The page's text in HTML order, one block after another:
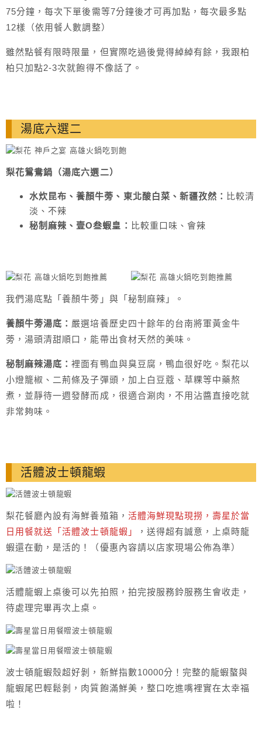
75分鐘，每次下單後需等7分鐘後才可再加點，每次最多點
12樣（依用餐人數調整）
雖然點餐有限時限量，但實際吃過後覺得綽綽有餘，我跟柏
柏只加點2-3次就飽得不像話了。
湯底六選二
梨花鴛鴦鍋（湯底六選二）
水炊昆布、養顏牛蒡、東北酸白菜、新疆孜然： 比較清
淡、不辣
秘制麻辣、壹O叁蝦皇： 比較重口味、會辣
我們湯底點「養顏牛蒡」與「秘制麻辣」。
養顏牛蒡湯底： 嚴選培養歷史四十餘年的台南將軍黃金牛
蒡，湯頭清甜順口，能帶出食材天然的美味。
秘制麻辣湯底：裡面有鴨血與臭豆腐，鴨血很好吃。梨花以
小燈籠椒、二荊條及子彈頭，加上白豆蔻、草粿等中藥熬
煮，並靜待一週發酵而成，很適合涮肉，不用沾醬直接吃就
非常夠味。
活體波士頓龍蝦
梨花餐廳內設有海鮮養殖箱， 活體海鮮現點現撈，壽星於當
日用餐就送「活體波士頓龍蝦」
，送得超有誠意，上桌時龍
蝦還在動，是活的！（優惠內容請以店家現場公佈為準）
活體龍蝦上桌後可以先拍照，拍完按服務鈴服務生會收走，
待處理完畢再次上桌。
波士頓龍蝦殼超好剝，新鮮指數10000分！完整的龍蝦螯與
龍蝦尾巴輕鬆剝，肉質飽滿鮮美，整口吃進嘴裡實在太幸福
啦！